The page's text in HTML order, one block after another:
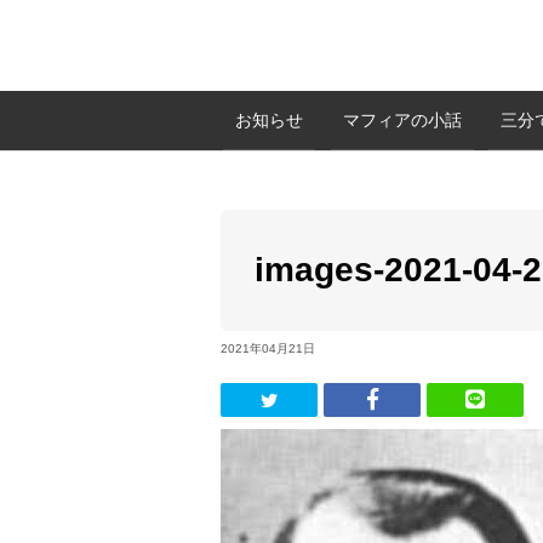
お知らせ マフィアの小話 三分
images-2021-04-
2021年04月21日